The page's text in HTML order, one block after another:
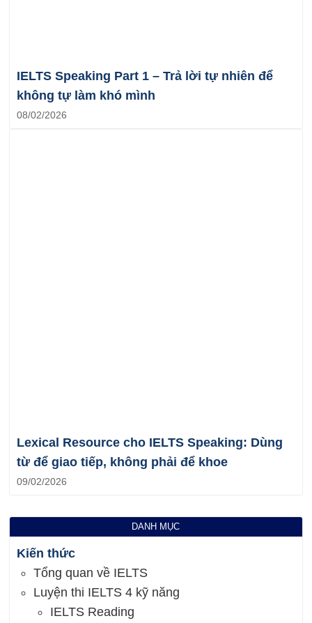
IELTS Speaking Part 1 – Trả lời tự nhiên để
không tự làm khó mình
08/02/2026
Lexical Resource cho IELTS Speaking: Dùng
từ để giao tiếp, không phải để khoe
09/02/2026
DANH MỤC
Kiến thức
Tổng quan về IELTS
Luyện thi IELTS 4 kỹ năng
IELTS Reading